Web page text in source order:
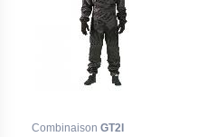
Combinaison GT2I